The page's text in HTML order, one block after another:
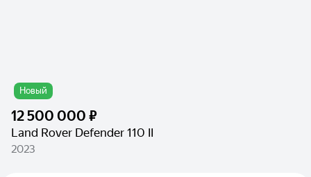
Новый
12 500 000 ₽
Land Rover Defender 110 II
2023